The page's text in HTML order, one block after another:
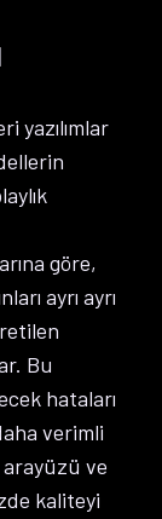
yazılımlar
göre,
ayrı ayrı
Bu
hataları
verimli
arayüzü ve
kaliteyi